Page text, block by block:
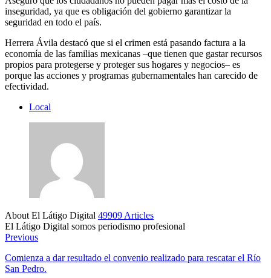
inseguridad, ya que es obligación del gobierno garantizar la
seguridad en todo el país.
Herrera Ávila destacó que si el crimen está pasando factura a la
economía de las familias mexicanas –que tienen que gastar recursos
propios para protegerse y proteger sus hogares y negocios– es
porque las acciones y programas gubernamentales han carecido de
efectividad.
Local
About El Látigo Digital 49909 Articles
El Látigo Digital somos periodismo profesional
Website
Facebook
Previous
Comienza a dar resultado el convenio realizado para rescatar el Río
San Pedro.